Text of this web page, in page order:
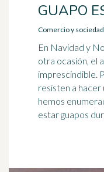
GUAPO
Comercio y sociedad
En Navidad y
otra ocasión, el
imprescindible.
resisten a hacer
hemos
estar guapos